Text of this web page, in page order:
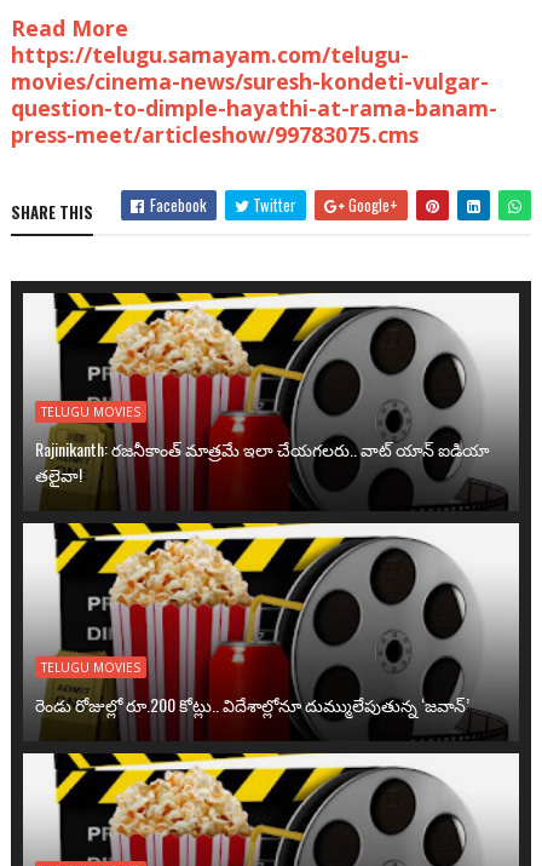
Read More
https://telugu.samayam.com/telugu-
movies/cinema-news/suresh-kondeti-vulgar-
question-to-dimple-hayathi-at-rama-banam-
press-meet/articleshow/99783075.cms
SHARE THIS Facebook Twitter Google+
TELUGU MOVIES
Rajinikanth: రజనీకాంత్ మాత్రమే ఇలా చేయగలరు.. వాట్ యాన్ ఐడియా
తలైవా!
TELUGU MOVIES
రెండు రోజుల్లో రూ.200 కోట్లు.. విదేశాల్లోనూ దుమ్ములేపుతున్న ‘జవాన్’